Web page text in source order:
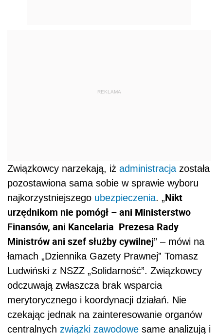
REKLAMA
Związkowcy narzekają, iż administracja została
pozostawiona sama sobie w sprawie wyboru
najkorzystniejszego ubezpieczenia. „Nikt
urzędnikom nie pomógł – ani Ministerstwo
Finansów, ani Kancelaria Prezesa Rady
Ministrów ani szef służby cywilnej” – mówi na
łamach „Dziennika Gazety Prawnej” Tomasz
Ludwiński z NSZZ „Solidarność”. Związkowcy
odczuwają zwłaszcza brak wsparcia
merytorycznego i koordynacji działań. Nie
czekając jednak na zainteresowanie organów
centralnych związki zawodowe same analizują i